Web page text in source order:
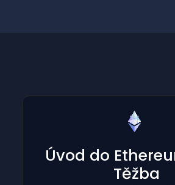
Úvod do
Těžba